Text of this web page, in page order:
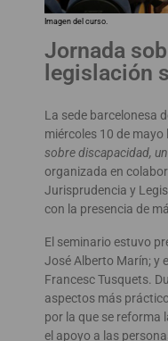
Imagen del curso.
Jornada
legislación
La sede barcelonesa
miércoles 10 de mayo
sobre discapacidad,
organizada en
Jurisprudencia y
con la presencia de
El seminario estuvo
José Alberto Marín; y
Francesc Tusquets.
aspectos más
por la que se reforma
el apoyo a las